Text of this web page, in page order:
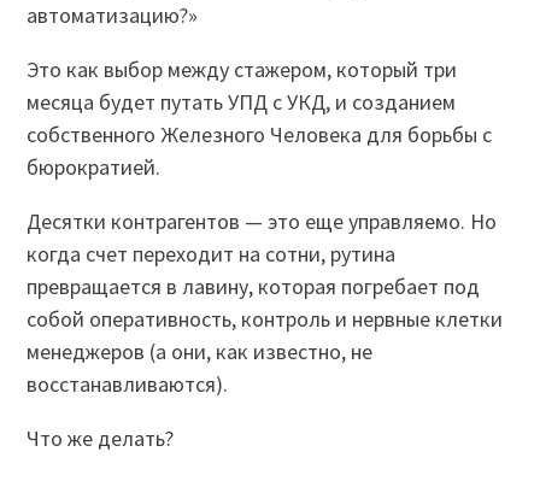
автоматизацию?»
Это как выбор между стажером, который три
месяца будет путать УПД с УКД, и созданием
собственного Железного Человека для борьбы с
бюрократией.
Десятки контрагентов — это еще управляемо. Но
когда счет переходит на сотни, рутина
превращается в лавину, которая погребает под
собой оперативность, контроль и нервные клетки
менеджеров (а они, как известно, не
восстанавливаются).
Что же делать?